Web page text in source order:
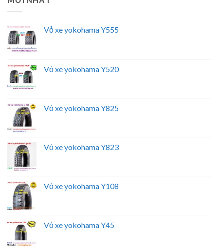
Vỏ xe yokohama Y555
Vỏ xe yokohama Y520
Vỏ xe yokohama Y825
Vỏ xe yokohama Y823
Vỏ xe yokohama Y108
Vỏ xe yokohama Y45